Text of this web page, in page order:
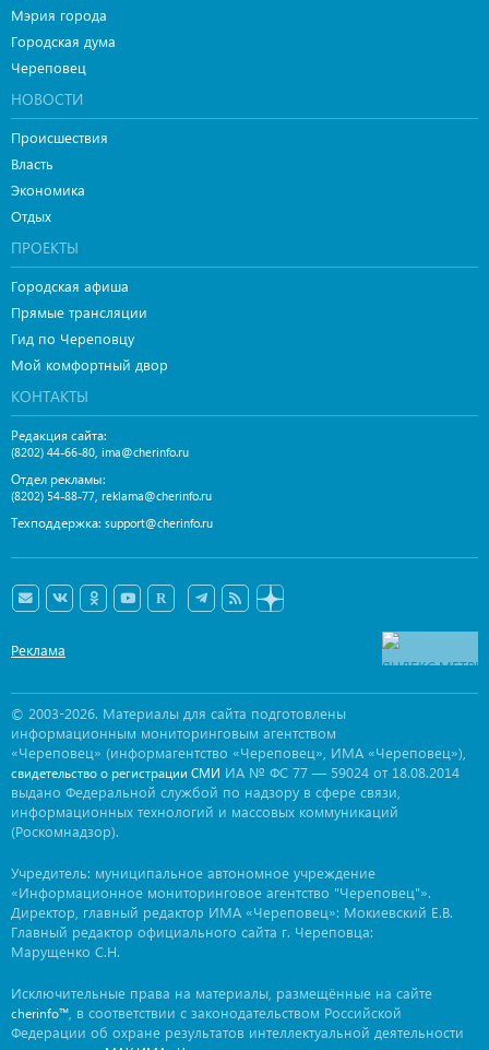
Мэрия города
Городская дума
Череповец
НОВОСТИ
Происшествия
Власть
Экономика
Отдых
ПРОЕКТЫ
Городская афиша
Прямые трансляции
Гид по Череповцу
Мой комфортный двор
КОНТАКТЫ
Редакция сайта:
(8202) 44-66-80 ima@cherinfo.ru
Отдел рекламы:
(8202) 54-88-77 reklama@cherinfo.ru
Техподдержка: support@cherinfo.ru
Реклама
© 2003-2026. Материалы для сайта подготовлены
информационным мониторинговым агентством
«Череповец» (информагентство «Череповец», ИМА «Череповец»),
свидетельство о регистрации СМИ ИА № ФС 77 — 59024 от 18.08.2014
выдано Федеральной службой по надзору в сфере связи,
информационных технологий и массовых коммуникаций
(Роскомнадзор).
Учредитель: муниципальное автономное учреждение
«Информационное мониторинговое агентство "Череповец"».
Директор, главный редактор ИМА «Череповец»: Мокиевский Е.В.
Главный редактор официального сайта г. Череповца:
Марущенко С.Н.
Исключительные права на материалы, размещённые на сайте
cherinfo™ , в соответствии с законодательством Российской
Федерации об охране результатов интеллектуальной деятельности